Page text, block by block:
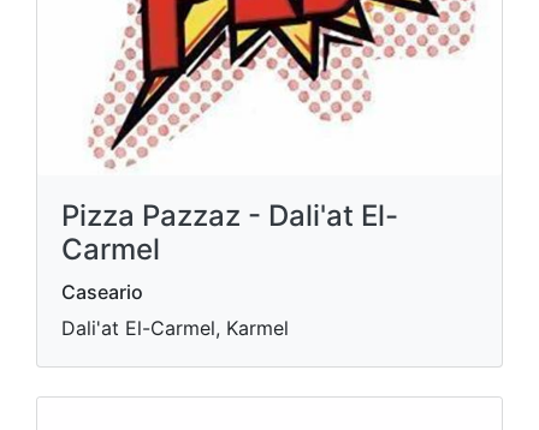
Pizza Pazzaz - Dali'at El-
Carmel
Caseario
Dali'at El-Carmel, Karmel